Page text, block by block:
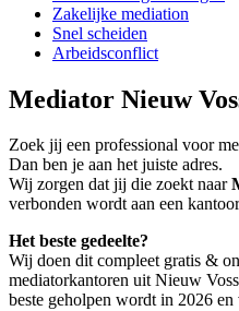
Zakelijke mediation
Snel scheiden
Arbeidsconflict
Mediator Nieuw
Zoek jij een professional voor
Dan ben je aan het juiste adres.
Wij zorgen dat jij die zoekt naar
verbonden wordt aan een
Het beste gedeelte?
Wij doen dit compleet gratis &
mediatorkantoren uit Nieuw
beste geholpen wordt in 2026 en